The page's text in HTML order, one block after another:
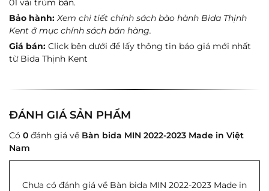
01 vải trùm bàn.
Bảo hành: Xem chi tiết chính sách bào hành Bida Thịnh
Kent ở mục chính sách bán hàng.
Giá bán: Click bên dưới để lấy thông tin báo giá mới nhất
từ Bida Thịnh Kent
ĐÁNH GIÁ SẢN PHẨM
Có 0 đánh giá về Bàn bida MIN 2022-2023 Made in Việt
Nam
Chưa có đánh giá về Bàn bida MIN 2022-2023 Made in